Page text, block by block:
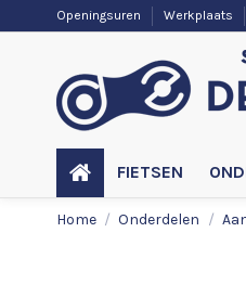
Openingsuren Werkplaats
FIETSEN
Home Onderdelen